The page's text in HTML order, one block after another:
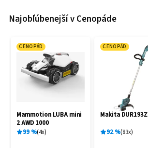
Najobľúbenejší v Cenopáde
CENOPÁD
Mammotion LUBA mini
2 AWD 1000
99% 4x
CENOPÁD
Makita DUR193Z
92% 83x